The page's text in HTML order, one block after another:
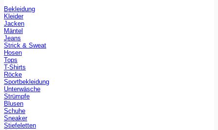
Bekleidung
Kleider
Jacken
Mäntel
Jeans
Strick & Sweat
Hosen
Tops
T-Shirts
Röcke
Sportbekleidung
Unterwäsche
Strümpfe
Blusen
Schuhe
Sneaker
Stiefeletten